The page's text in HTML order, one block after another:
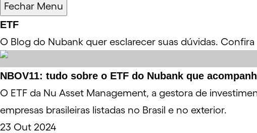
Fechar Menu
ETF
O Blog do Nubank quer esclarecer suas dúvidas.
NBOV11: tudo sobre o ETF do Nubank que
O ETF da Nu Asset Management, a gestora de
empresas brasileiras listadas no Brasil e no exterior.
23 Out 2024